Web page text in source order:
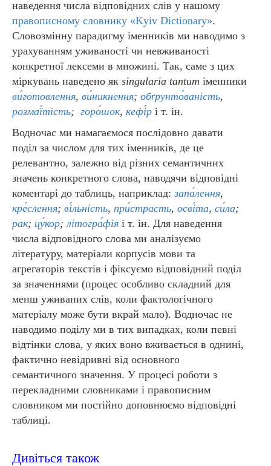
наведення числа відповідних слів у нашому
правописному словнику «Kyiv Dictionary».
Словозмінну парадигму іменників ми наводимо з
урахуванням уживаності чи невживаності
конкретної лексеми в множині. Так, саме з цих
міркувань наведено як singularia tantum іменники
ви́готовлення, ви́никнення; обґрунто́ваність,
розмаї́тість; горо́шок, кефі́р і т. ін.
Водночас ми намагаємося послідовно давати
поділ за числом для тих іменників, де це
релевантно, залежно від різних семантичних
значень конкретного слова, наводячи відповідні
коментарі до таблиць, наприклад: запа́лення,
кре́слення; ві́льність, при́страсть, осві́та, си́ла;
рак; цу́кор;літогра́фія і т. ін. Для наведення
числа відповідного слова ми аналізуємо
літературу, матеріали корпусів мови та
агрегаторів текстів і фіксуємо відповідний поділ
за значеннями (процес особливо складний для
менш уживаних слів, коли фактологічного
матеріалу може бути вкрай мало). Водночас не
наводимо поділу ми в тих випадках, коли певні
відтінки слова, у яких воно вживається в однині,
фактично невідривні від основного
семантичного значення. У процесі роботи з
перекладними словниками і правописним
словником ми постійно доповнюємо відповідні
таблиці.
Дивіться також